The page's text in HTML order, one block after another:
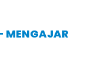
MENGAJAR